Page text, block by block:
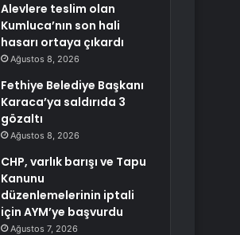
Alevlere teslim olan
Kumluca’nın son hali
hasarı ortaya çıkardı
Ağustos 8, 2026
Fethiye Belediye Başkanı
Karaca’ya saldırıda 3
gözaltı
Ağustos 8, 2026
CHP, varlık barışı ve Tapu
Kanunu
düzenlemelerinin iptali
için AYM’ye başvurdu
Ağustos 7, 2026